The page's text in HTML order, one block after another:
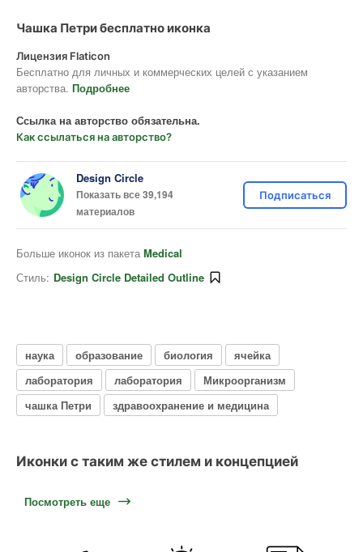
Чашка Петри бесплатно иконка
Лицензия Flaticon
Бесплатно для личных и коммерческих целей с указанием
авторства. Подробнее
Ссылка на авторство обязательна.
Как ссылаться на авторство?
Design Circle
Показать все 39,194
материалов
Подписаться
Больше иконок из пакета Medical
Стиль: Design Circle Detailed Outline
наука образование биология
ячейка
лаборатория
лаборатория
Микроорганизм
чашка Петри
здравоохранение и медицина
Иконки с таким же стилем и концепцией
Посмотреть еще